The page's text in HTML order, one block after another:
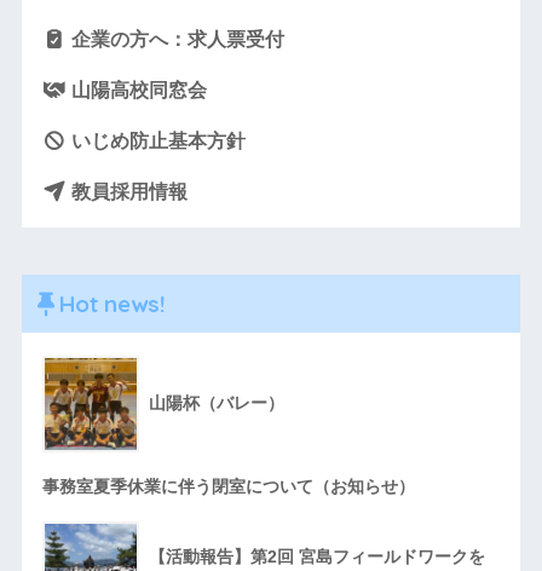
企業の方へ：求人票受付
山陽高校同窓会
いじめ防止基本方針
教員採用情報
Hot news!
山陽杯（バレー）
事務室夏季休業に伴う閉室について（お知らせ）
【活動報告】第2回 宮島フィールドワークを